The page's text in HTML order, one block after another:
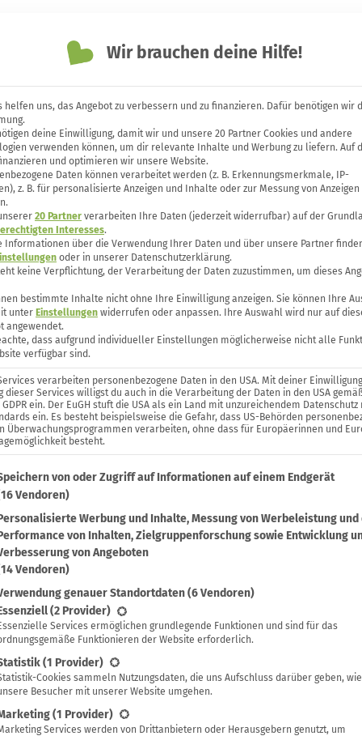
Diese Hausmittel
Heike
Wir brauchen deine Hilfe!
helfen uns, das Angebot zu verbessern und zu finanzieren. Dafür benötigen wir
deine Einwilligung, damit wir und unsere 20 Partner Cookies und andere
verwenden können, um dir relevante Inhalte und Werbung zu liefern. Auf
und optimieren wir unsere Website.
Daten können verarbeitet werden (z. B. Erkennungsmerkmale, IP-
z. B. für personalisierte Anzeigen und Inhalte oder zur Messung von Anzeigen
20 Partner verarbeiten Ihre Daten (jederzeit widerrufbar) auf der
Interesses.
Informationen über die Verwendung Ihrer Daten und über unsere Partner
oder in unserer Datenschutzerklärung.
keine Verpflichtung, der Verarbeitung der Daten zuzustimmen, um dieses
bestimmte Inhalte nicht ohne Ihre Einwilligung anzeigen. Sie können Ihre
unter Einstellungen widerrufen oder anpassen. Ihre Auswahl wird nur auf
angewendet.
dass aufgrund individueller Einstellungen möglicherweise nicht alle
verfügbar sind.
verarbeiten personenbezogene Daten in den USA. Mit deiner
dieser Services willigst du auch in die Verarbeitung der Daten in den USA
GDPR ein. Der EuGH stuft die USA als ein Land mit unzureichendem Datenschutz
ein. Es besteht beispielsweise die Gefahr, dass US-Behörden
Überwachungsprogrammen verarbeiten, ohne dass für Europäerinnen und
besteht.
findest du eine Liste der Zwecke des IAB
von oder Zugriff auf Informationen auf einem Endgerät
Vendoren)
Werbung und Inhalte, Messung von Werbeleistung und
von Inhalten, Zielgruppenforschung sowie Entwicklung
von Angeboten
Vendoren)
genauer Standortdaten(6 Vendoren)
eine Liste der Service-Gruppen, für die eine Einwilligung
(2 Provider)
Services ermöglichen grundlegende Funktionen und sind für das
Funktionieren der Website erforderlich.
(1 Provider)
Cookies sammeln Nutzungsdaten, die uns Aufschluss darüber geben, wie
Besucher mit unserer Website umgehen.
(1 Provider)
Services werden von Drittanbietern oder Herausgebern genutzt, um